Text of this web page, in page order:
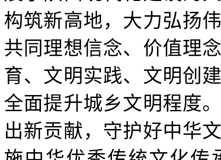
构筑新高地，大力弘扬
共同理想信念、价值理
育、文明实践、文明创
全面提升城乡文明程度
出新贡献，守护好中华